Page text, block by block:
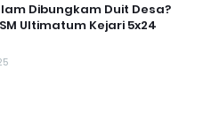
Dibungkam Duit Desa?
Ultimatum Kejari 5x24